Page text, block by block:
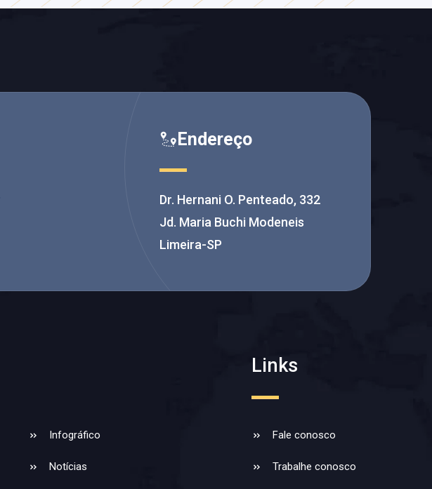
Endereço
Dr. Hernani O. Penteado, 332
Jd. Maria Buchi Modeneis
Limeira-SP
Infográfico
Notícias
Links
Fale conosco
Trabalhe conosco